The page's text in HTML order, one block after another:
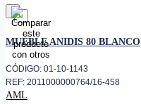
favorito
MUEBLE ANIDIS 80 BLANCO
CÓDIGO: 01-10-1143
REF: 2011000000764/16-458
AML